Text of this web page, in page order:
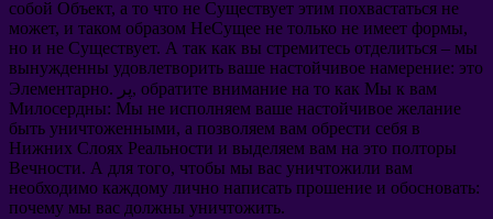
собой Объект, а то что не Существует этим похвастаться не
может, и таком образом НеСущее не только не имеет формы,
но и не Существует. А так как вы стремитесь отделиться – мы
вынужденны удовлетворить ваше настойчивое намерение: это
Элементарно
. پر, обратите внимание на то как Мы к вам
Милосердны: Мы не исполняем ваше настойчивое желание
быть уничтоженными, а позволяем вам обрести себя в
Нижних Слоях Реальности и выделяем вам на это полторы
Вечности. А для того, чтобы мы вас уничтожили вам
необходимо каждому лично написать прошение и обосновать:
почему мы вас должны уничтожить.